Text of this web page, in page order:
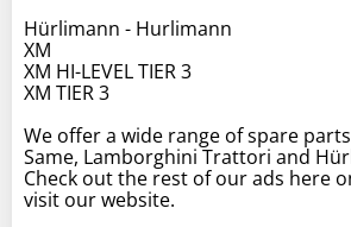
Hürlimann - Hurlimann
XM
XM HI-LEVEL TIER 3
XM TIER 3
We offer a wide range of spare
Same, Lamborghini Trattori and
Check out the rest of our ads here
visit our website.